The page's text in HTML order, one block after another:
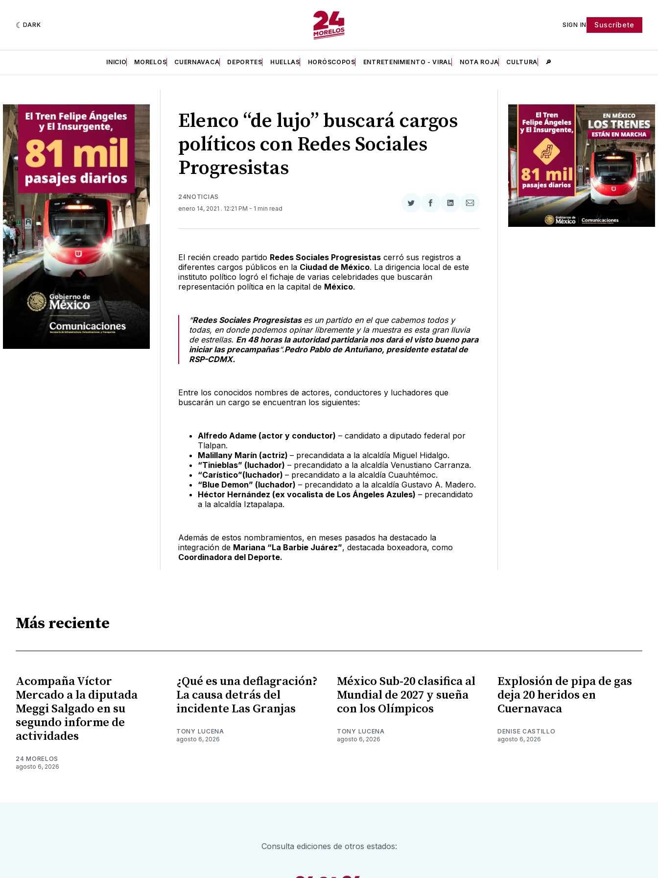
DARK SIGN IN Suscríbete
INICIO MORELOS CUERNAVACA DEPORTES HUELLAS HORÓSCOPOS ENTRETENIMIENTO - VIRAL NOTA ROJA CULTURA 🔎
Elenco “de lujo” buscará cargos
políticos con Redes Sociales
Progresistas
24NOTICIAS
enero 14, 2021 . 12:21 PM - 1 min read
Compartir
Twitter
Compartir
Facebook
Compartir
LinkedIn
Compartir
Email
El recién creado partido Redes Sociales Progresistascerró sus registros a
diferentes cargos públicos en la Ciudad de México. La dirigencia local de este
instituto político logró el fichaje de varias celebridades que buscarán
representación política en la capital de México.
“Redes Sociales Progresistas es un partido en el que cabemos todos y
todas, en donde podemos opinar libremente y la muestra es esta gran lluvia
de estrellas. En 48 horas la autoridad partidaria nos dará el visto bueno para
iniciar las precampañas“.Pedro Pablo de Antuñano, presidente estatal de
RSP-CDMX.
Entre los conocidos nombres de actores, conductores y luchadores que
buscarán un cargo se encuentran los siguientes:
Alfredo Adame (actor y conductor) – candidato a diputado federal por
Tlalpan.
Malillany Marín (actriz) – precandidata a la alcaldía Miguel Hidalgo.
“Tinieblas” (luchador) – precandidato a la alcaldía Venustiano Carranza.
“Carístico”(luchador) – precandidato a la alcaldía Cuauhtémoc.
“Blue Demon” (luchador) – precandidato a la alcaldía Gustavo A. Madero.
Héctor Hernández (ex vocalista de Los Ángeles Azules) – precandidato
a la alcaldía Iztapalapa.
Además de estos nombramientos, en meses pasados ha destacado la
integración de Mariana “La Barbie Juárez”, destacada boxeadora, como
Coordinadora del Deporte.
Más reciente
Acompaña Víctor
Mercado a la diputada
Meggi Salgado en su
segundo informe de
actividades
24 MORELOS
agosto 6, 2026
¿Qué es una deflagración?
La causa detrás del
incidente Las Granjas
TONY LUCENA
agosto 6, 2026
México Sub-20 clasifica al
Mundial de 2027 y sueña
con los Olímpicos
TONY LUCENA
agosto 6, 2026
Explosión de pipa de gas
deja 20 heridos en
Cuernavaca
DENISE CASTILLO
agosto 6, 2026
Consulta ediciones de otros estados: